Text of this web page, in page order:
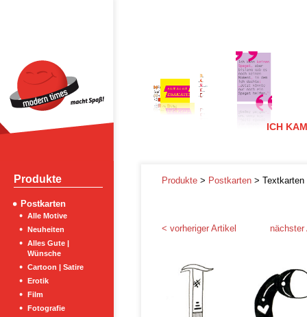
Produkte
Postkarten
Alle Motive
Neuheiten
Alles Gute |
Wünsche
Cartoon | Satire
Erotik
Film
Fotografie
ICH
Produkte > Postkarten > Textkarten
< vorheriger Artikel